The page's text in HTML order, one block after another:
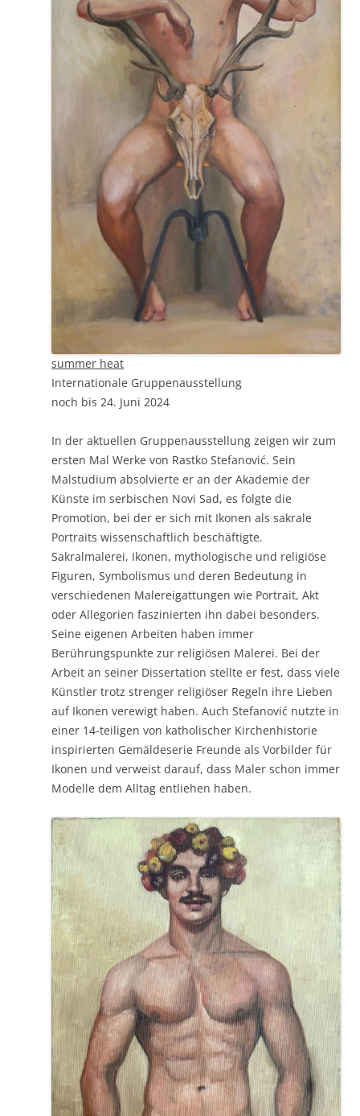
summer heat
Internationale Gruppenausstellung
noch bis 24. Juni 2024
In der aktuellen Gruppenausstellung zeigen wir zum
ersten Mal Werke von Rastko Stefanović. Sein
Malstudium absolvierte er an der Akademie der
Künste im serbischen Novi Sad, es folgte die
Promotion, bei der er sich mit Ikonen als sakrale
Portraits wissenschaftlich beschäftigte.
Sakralmalerei, Ikonen, mythologische und religiöse
Figuren, Symbolismus und deren Bedeutung in
verschiedenen Malereigattungen wie Portrait, Akt
oder Allegorien faszinierten ihn dabei besonders.
Seine eigenen Arbeiten haben immer
Berührungspunkte zur religiösen Malerei. Bei der
Arbeit an seiner Dissertation stellte er fest, dass viele
Künstler trotz strenger religiöser Regeln ihre Lieben
auf Ikonen verewigt haben. Auch Stefanović nutzte in
einer 14-teiligen von katholischer Kirchenhistorie
inspirierten Gemäldeserie Freunde als Vorbilder für
Ikonen und verweist darauf, dass Maler schon immer
Modelle dem Alltag entliehen haben.